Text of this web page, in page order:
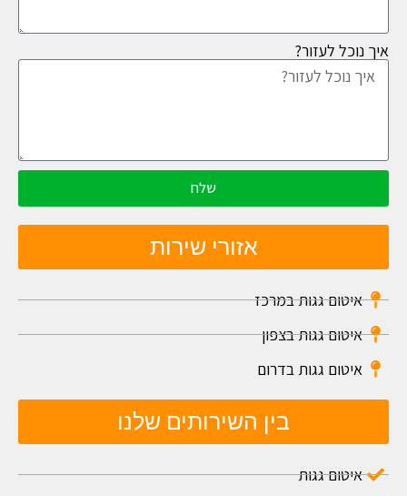
איך נוכל לעזור?
שלח
אזורי שירות
איטום גגות במרכז
איטום גגות בצפון
איטום גגות בדרום
בין השירותים שלנו
איטום גגות